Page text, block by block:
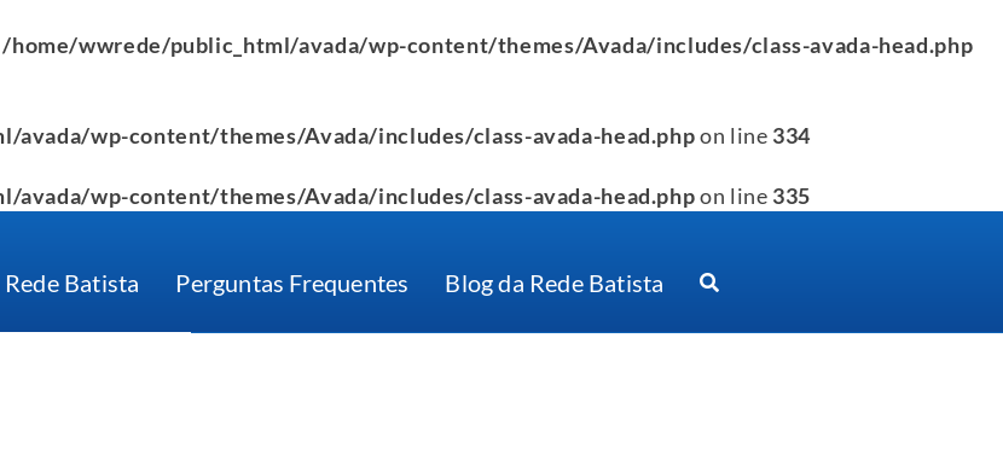
/home/wwrede/public_html/avada/wp-content/themes/Avada/includes/class-avada-head.php
avada/wp-content/themes/Avada/includes/class-avada-head.phpon line 334
avada/wp-content/themes/Avada/includes/class-avada-head.phpon line 335
Batista Perguntas Frequentes Blog da Rede Batista